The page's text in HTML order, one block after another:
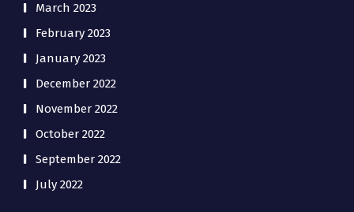
March 2023
February 2023
January 2023
December 2022
November 2022
October 2022
September 2022
July 2022